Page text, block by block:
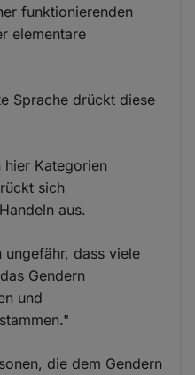
funktionierenden
elementare
Sprache drückt diese
hier Kategorien
sich
aus.
dass viele
Gendern
und
die dem Gendern